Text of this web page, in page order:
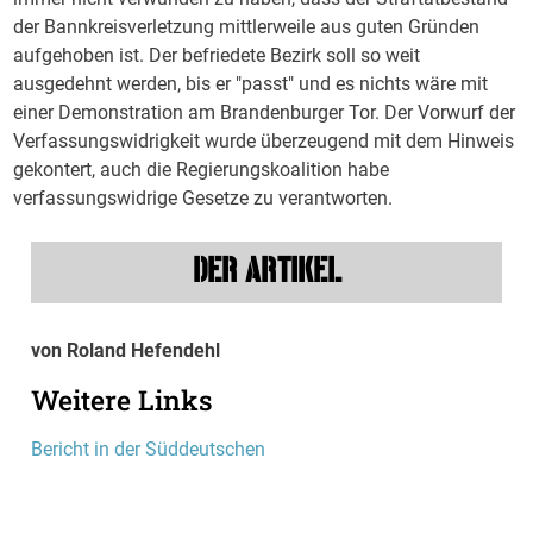
der Bannkreisverletzung mittlerweile aus guten Gründen
aufgehoben ist. Der befriedete Bezirk soll so weit
ausgedehnt werden, bis er "passt" und es nichts wäre mit
einer Demonstration am Brandenburger Tor. Der Vorwurf der
Verfassungswidrigkeit wurde überzeugend mit dem Hinweis
gekontert, auch die Regierungskoalition habe
verfassungswidrige Gesetze zu verantworten.
DER ARTIKEL
von Roland Hefendehl
Weitere Links
Bericht in der Süddeutschen